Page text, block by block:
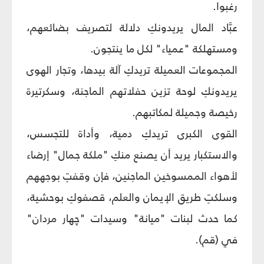
رغبوا.
عبَّاد المال يريدونكِ دلالة لتصريف بضائعهم،
ومستهلكة "عمياء" لكل ما ينتجون.
المجموعات العميلة تريدكِ آلة بيدها، وتجار الهوى
يريدونكِ لوحة تزين حفلاتهم الماجنة، وسكرتيرة
رخيصة وجميلة لمكاتبهم.
القوى الكبرى تريدكِ دمية، وأداة للتجسس،
والاستكبار يريد أن يصنع منكِ "ملكة جمال" إرضاء
لأهواء الممسوخين الماجنين، فإن وقفتِ بوجههم
وسلكتِ طريق الإيمان والعلم، قصفوكِ بوحشية،
كما حدث لبنات "ميانة" وسيدات "چهار مردان"
في (قم).